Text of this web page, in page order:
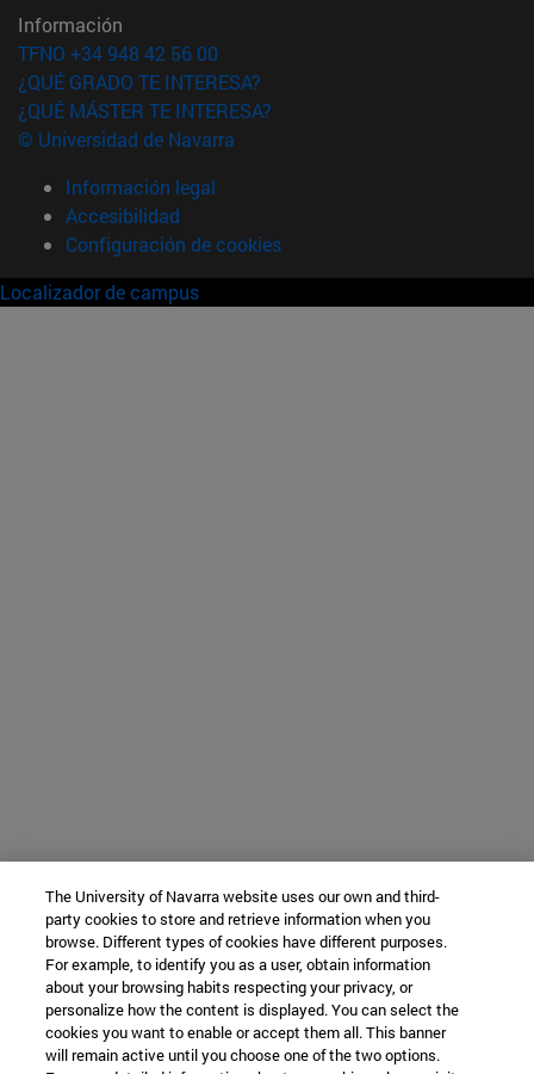
Información
TFNO +34 948 42 56 00
¿QUÉ GRADO TE INTERESA?
¿QUÉ MÁSTER TE INTERESA?
© Universidad de Navarra
Información legal
Accesibilidad
Configuración de cookies
Localizador de campus
The University of Navarra website uses our own and third-
party cookies to store and retrieve information when you
browse. Different types of cookies have different purposes.
For example, to identify you as a user, obtain information
about your browsing habits respecting your privacy, or
personalize how the content is displayed. You can select the
cookies you want to enable or accept them all. This banner
will remain active until you choose one of the two options.